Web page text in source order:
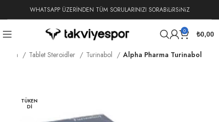
WHATSAPP ÜZERİNDEN TÜM SORULARINIZI SORABiLiRSiNiZ
0 ₺0,00
Sayfa Tablet Steroidler Turinabol Alpha Pharma Turinabol
TÜKEN
DI